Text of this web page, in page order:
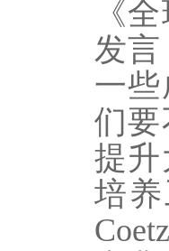
《
发
一
们
提
培